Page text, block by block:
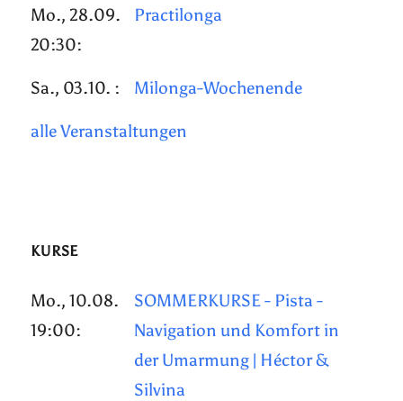
Mo., 28.09.
20:30:
Practilonga
Sa., 03.10. : Milonga-Wochenende
alle Veranstaltungen
KURSE
Mo., 10.08.
19:00:
SOMMERKURSE - Pista -
Navigation und Komfort in
der Umarmung | Héctor &
Silvina